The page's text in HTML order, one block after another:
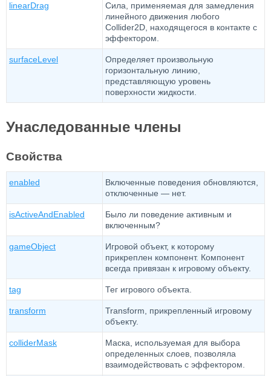
linearDrag
Сила, применяемая для замедления
линейного движения любого
Collider2D, находящегося в контакте с
эффектором.
surfaceLevel
Определяет произвольную
горизонтальную линию,
представляющую уровень
поверхности жидкости.
Унаследованные члены
Свойства
enabled
Включенные поведения обновляются,
отключенные — нет.
isActiveAndEnabled
Было ли поведение активным и
включенным?
gameObject
Игровой объект, к которому
прикреплен компонент. Компонент
всегда привязан к игровому объекту.
tag Тег игрового объекта.
transform
Transform, прикрепленный игровому
объекту.
colliderMask
Маска, используемая для выбора
определенных слоев, позволяла
взаимодействовать с эффектором.